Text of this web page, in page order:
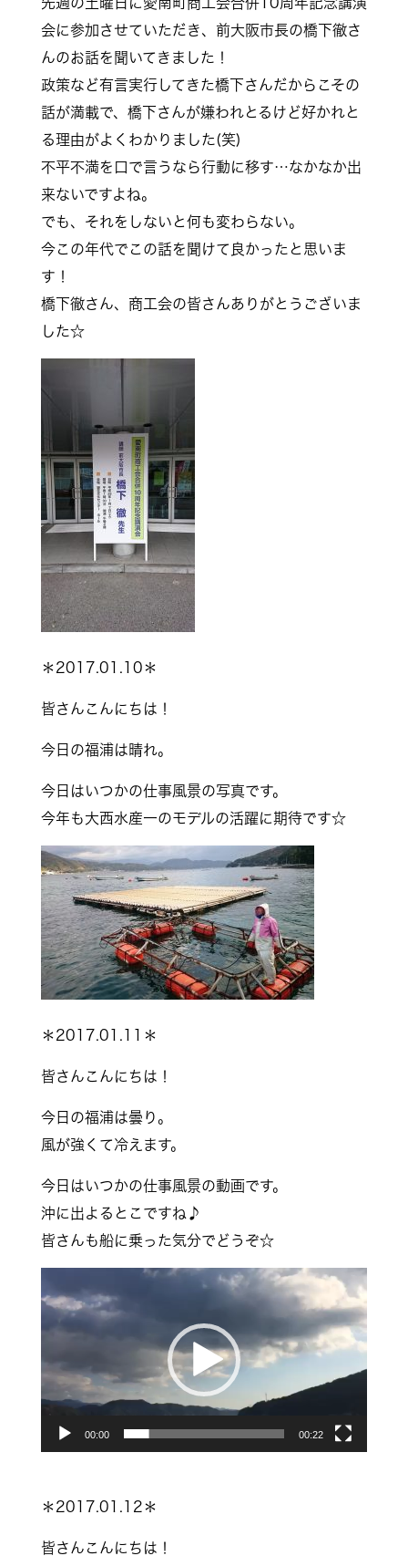
会に参加させていただき、前大阪市長の橋下徹さ
んのお話を聞いてきました！
政策など有言実行してきた橋下さんだからこその
話が満載で、橋下さんが嫌われとるけど好かれと
る理由がよくわかりました(笑)
不平不満を口で言うなら行動に移す…なかなか出
来ないですよね。
でも、それをしないと何も変わらない。
今この年代でこの話を聞けて良かったと思いま
す！
橋下徹さん、商工会の皆さんありがとうございま
した☆
＊2017.01.10＊
皆さんこんにちは！
今日の福浦は晴れ。
今日はいつかの仕事風景の写真です。
今年も大西水産一のモデルの活躍に期待です☆
＊2017.01.11＊
皆さんこんにちは！
今日の福浦は曇り。
風が強くて冷えます。
今日はいつかの仕事風景の動画です。
沖に出よるとこですね♪
皆さんも船に乗った気分でどうぞ☆
画
レ
ー
00:00 00:22
＊2017.01.12＊
皆さんこんにちは！